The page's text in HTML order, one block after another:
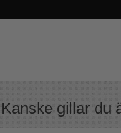
Kanske gillar du